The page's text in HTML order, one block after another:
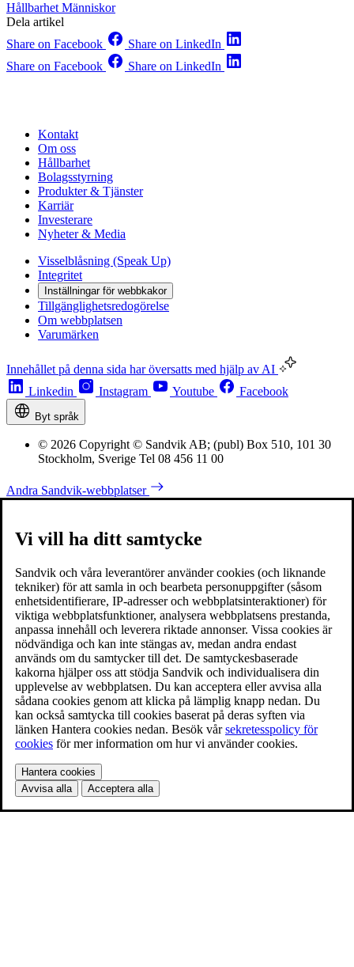
HållbarhetMänniskor
Dela artikel
Share on Facebook
Share on LinkedIn
Share on Facebook
Share on LinkedIn
Kontakt
Om oss
Hållbarhet
Bolagsstyrning
Produkter & Tjänster
Karriär
Investerare
Nyheter & Media
Visselblåsning (Speak Up)
Integritet
Inställningar för webbkakor
Tillgänglighetsredogörelse
Om webbplatsen
Varumärken
Innehållet på denna sida har översatts med hjälp av AI
Linkedin
Instagram Youtube Facebook
Byt språk
© 2026 Copyright © Sandvik AB; (publ) Box 510, 101 30
Stockholm, Sverige Tel 08 456 11 00
Andra Sandvik-webbplatser
Vi vill ha ditt samtycke
Sandvik och våra leverantörer använder cookies (och liknande
tekniker) för att samla in och bearbeta personuppgifter (såsom
enhetsidentifierare, IP-adresser och webbplatsinteraktioner) för
viktiga webbplatsfunktioner, analysera webbplatsens prestanda,
anpassa innehåll och leverera riktade annonser. Vissa cookies är
nödvändiga och kan inte stängas av, medan andra endast
används om du samtycker till det. De samtyckesbaserade
kakorna hjälper oss att stödja Sandvik och individualisera din
upplevelse av webbplatsen. Du kan acceptera eller avvisa alla
sådana cookies genom att klicka på lämplig knapp nedan. Du
kan också samtycka till cookies baserat på deras syften via
länken Hantera cookies nedan. Besök vårsekretesspolicy för
cookies för mer information om hur vi använder cookies.
Hantera cookies
Avvisa alla
Acceptera alla